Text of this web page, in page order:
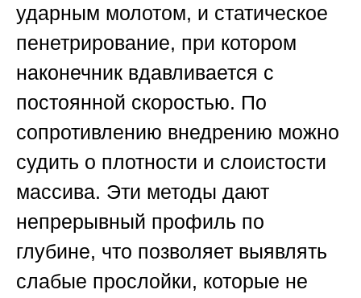
ударным молотом, и статическое
пенетрирование, при котором
наконечник вдавливается с
постоянной скоростью. По
сопротивлению внедрению можно
судить о плотности и слоистости
массива. Эти методы дают
непрерывный профиль по
глубине, что позволяет выявлять
слабые прослойки, которые не